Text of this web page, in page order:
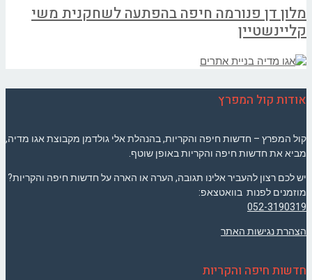
מלון דן פנורמה חיפה בהפתעה לשחקנית משי
קליינשטיין
אודות קול המפרץ
קול המפרץ – חדשות חיפה והקריות, בהנהלת אלי גולדמן מקבוצת אגו מדיה,
מביא את חדשות חיפה והקריות באופן שוטף.
יש לכם רצון להעביר אלינו תגובה, הערה או הארה על חדשות חיפה והקריות?
מוזמנים לפנות בוואטצאפ:
052-3190319
הצהרת נגישות האתר
חדשות חיפה והקריות